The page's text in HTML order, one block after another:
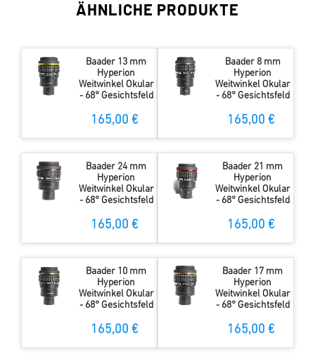
ÄHNLICHE PRODUKTE
Baader 13 mm
Hyperion
Weitwinkel Okular
- 68° Gesichtsfeld
165,00 €
Baader 8 mm
Hyperion
Weitwinkel Okular
- 68° Gesichtsfeld
165,00 €
Baader 24 mm
Hyperion
Weitwinkel Okular
- 68° Gesichtsfeld
165,00 €
Baader 21 mm
Hyperion
Weitwinkel Okular
- 68° Gesichtsfeld
165,00 €
Baader 10 mm
Hyperion
Weitwinkel Okular
- 68° Gesichtsfeld
165,00 €
Baader 17 mm
Hyperion
Weitwinkel Okular
- 68° Gesichtsfeld
165,00 €